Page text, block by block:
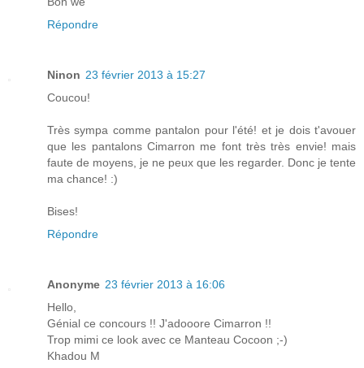
Répondre
Ninon 23 février 2013 à 15:27
Coucou!
Très sympa comme pantalon pour l'été! et je dois t'avouer
que les pantalons Cimarron me font très très envie! mais
faute de moyens, je ne peux que les regarder. Donc je tente
ma chance! :)
Bises!
Répondre
Anonyme 23 février 2013 à 16:06
Hello,
Génial ce concours !! J'adooore Cimarron !!
Trop mimi ce look avec ce Manteau Cocoon ;-)
Khadou M